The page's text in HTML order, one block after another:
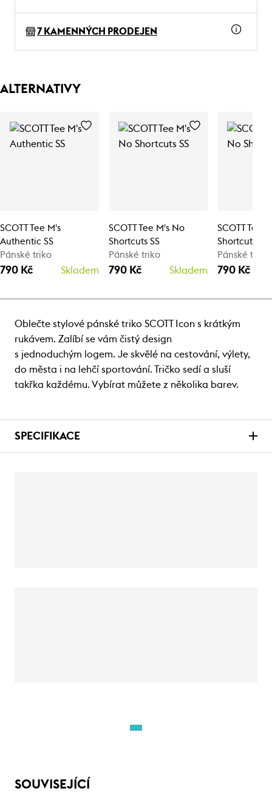
7 KAMENNÝCH PRODEJEN
ALTERNATIVY
SCOTT Tee M's
Authentic SS
Pánské triko
790 Kč Skladem
SCOTT Tee M's No
Shortcuts SS
Pánské triko
790 Kč Skladem
SCOTT Tee
Shortcuts SS
Pánské triko
790 Kč
Oblečte stylové pánské triko SCOTT Icon s krátkým
rukávem. Zalíbí se vám čistý design
s jednoduchým logem. Je skvělé na cestování, výlety,
do města i na lehčí sportování. Tričko sedí a sluší
takřka každému. Vybírat můžete z několika barev.
SPECIFIKACE
SOUVISEJÍCÍ